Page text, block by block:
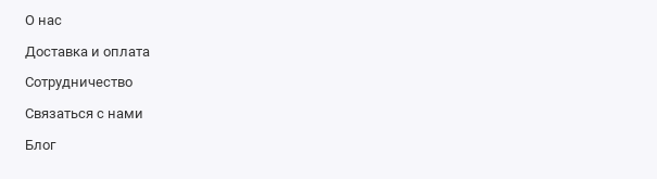
О нас
Доставка и оплата
Сотрудничество
Связаться с нами
Блог